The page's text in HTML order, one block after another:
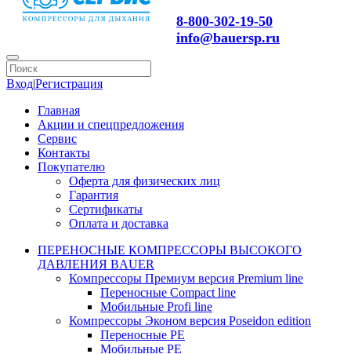
8-800-302-19-50
info@bauersp.ru
Вход|Регистрация
Главная
Акции и спецпредложения
Сервис
Контакты
Покупателю
Оферта для физических лиц
Гарантия
Сертификаты
Оплата и доставка
ПЕРЕНОСНЫЕ КОМПРЕССОРЫ ВЫСОКОГО
ДАВЛЕНИЯ BAUER
Компрессоры Премиум версия Premium line
Переносные Compact line
Мобильные Profi line
Компрессоры Эконом версия Poseidon edition
Переносные PE
Мобильные PE